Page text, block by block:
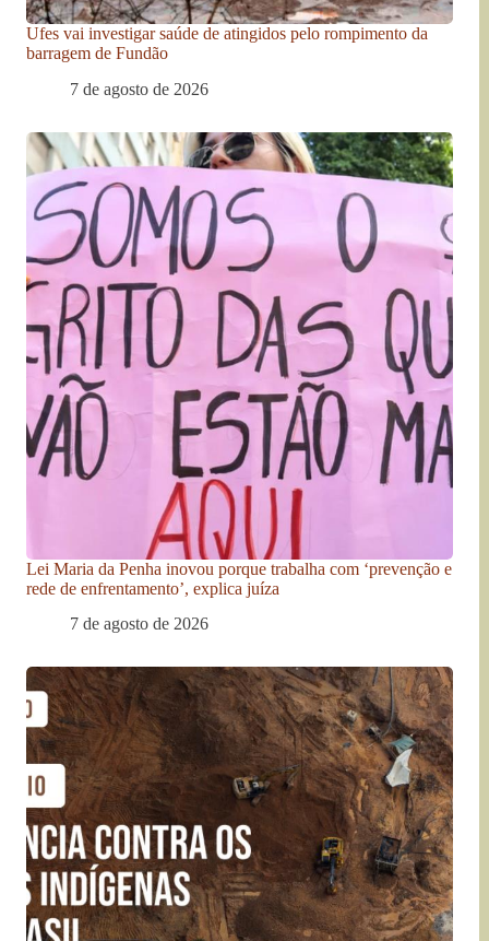
Ufes vai investigar saúde de atingidos pelo rompimento da
barragem de Fundão
7 de agosto de 2026
Lei Maria da Penha inovou porque trabalha com ‘prevenção e
rede de enfrentamento’, explica juíza
7 de agosto de 2026